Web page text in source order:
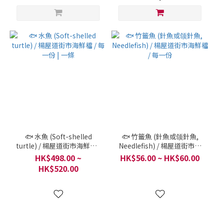
🐟 水魚 (Soft-shelled
turtle) / 楊屋道街市海鮮檔 /
每一份 | 一條
HK$498.00 ~
HK$520.00
🐟 竹籤魚 (針魚或颌針魚,
Needlefish) / 楊屋道街市海
鮮檔 / 每一份
HK$56.00 ~ HK$60.00